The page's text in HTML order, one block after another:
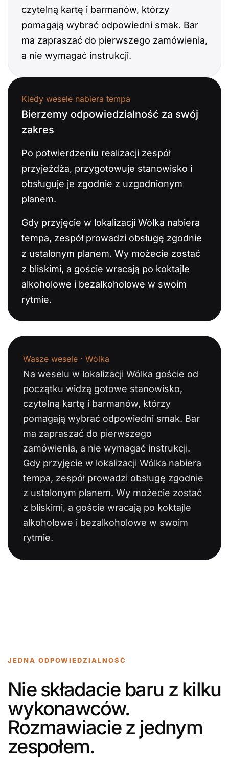
czytelną kartę i barmanów, którzy
pomagają wybrać odpowiedni smak. Bar
ma zapraszać do pierwszego zamówienia,
a nie wymagać instrukcji.
Kiedy wesele nabiera tempa
Bierzemy odpowiedzialność za swój
zakres
Po potwierdzeniu realizacji zespół
przyjeżdża, przygotowuje stanowisko i
obsługuje je zgodnie z uzgodnionym
planem.
Gdy przyjęcie w lokalizacji Wólka nabiera
tempa, zespół prowadzi obsługę zgodnie
z ustalonym planem. Wy możecie zostać
z bliskimi, a goście wracają po koktajle
alkoholowe i bezalkoholowe w swoim
rytmie.
Wasze wesele · Wólka
Na weselu w lokalizacji Wólka goście od
początku widzą gotowe stanowisko,
czytelną kartę i barmanów, którzy
pomagają wybrać odpowiedni smak. Bar
ma zapraszać do pierwszego
zamówienia, a nie wymagać instrukcji.
Gdy przyjęcie w lokalizacji Wólka nabiera
tempa, zespół prowadzi obsługę zgodnie
z ustalonym planem. Wy możecie zostać
z bliskimi, a goście wracają po koktajle
alkoholowe i bezalkoholowe w swoim
rytmie.
JEDNA ODPOWIEDZIALNOŚĆ
Nie składacie baru z kilku
wykonawców.
Rozmawiacie z jednym
zespołem.